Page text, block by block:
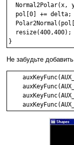
Normal2Polar(x,
  pol[0] += delta;
  resize(400,400);
Не забудьте